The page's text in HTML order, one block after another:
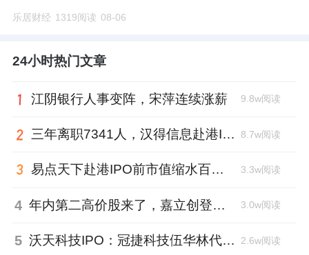
乐居财经 1319阅读 08-06
24小时热门文章
江阴银行人事变阵，宋萍连续涨薪 9.8w阅读
三年离职7341人，汉得信息赴港IPO前欠缴社保1.55亿元 8.7w阅读
易点天下赴港IPO前市值缩水百亿，邹小武和创业伙伴收割了10亿 3.3w阅读
4 年内第二高价股来了，嘉立创登陆深交所开盘涨超177%、总市值1300亿元 3.0w阅读
5 沃天科技IPO：冠捷科技伍华林代持入局，四名“60”后国企老兵借钱回购股权 2.6w阅读